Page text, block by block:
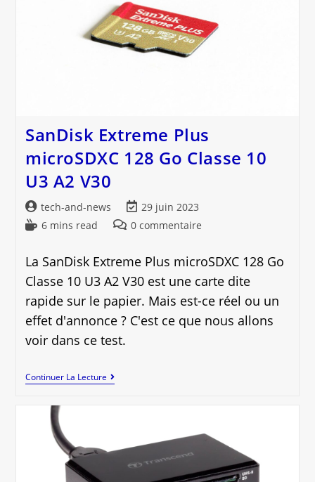
Seule
SanDisk Extreme Plus
microSDXC 128 Go Classe 10
U3 A2 V30
Auteur/autrice
de
tech-and-news
Dernière
modification
publication :
29 juin 2023
Temps
lecture :
6 mins read
Commentaires
publication :
0 commentaire
La SanDisk Extreme Plus microSDXC 128 Go
Classe 10 U3 A2 V30 est une carte dite
rapide sur le papier. Mais est-ce réel ou un
effet d'annonce ? C'est ce que nous allons
voir dans ce test.
Continuer La LectureSanDisk
Extreme
Classe
10